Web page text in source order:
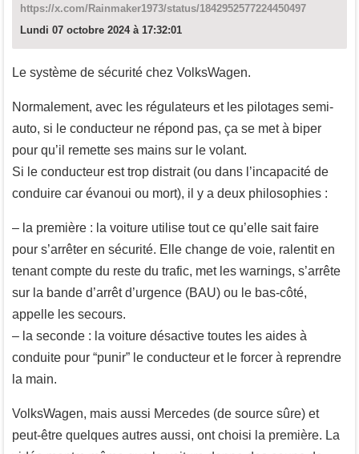
https://x.com/Rainmaker1973/status/1842952577224450497
Lundi 07 octobre 2024 à 17:32:01
Le système de sécurité chez VolksWagen.
Normalement, avec les régulateurs et les pilotages semi-
auto, si le conducteur ne répond pas, ça se met à biper
pour qu’il remette ses mains sur le volant.
Si le conducteur est trop distrait (ou dans l’incapacité de
conduire car évanoui ou mort), il y a deux philosophies :
– la première : la voiture utilise tout ce qu’elle sait faire
pour s’arrêter en sécurité. Elle change de voie, ralentit en
tenant compte du reste du trafic, met les warnings, s’arrête
sur la bande d’arrêt d’urgence (BAU) ou le bas-côté,
appelle les secours.
– la seconde : la voiture désactive toutes les aides à
conduite pour “punir” le conducteur et le forcer à reprendre
la main.
VolksWagen, mais aussi Mercedes (de source sûre) et
peut-être quelques autres aussi, ont choisi la première. La